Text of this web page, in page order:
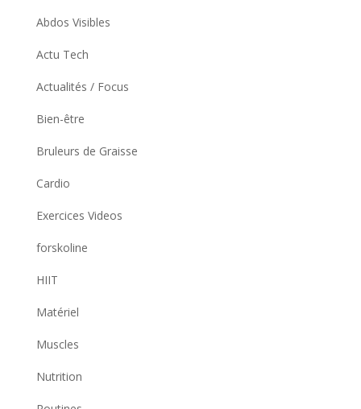
Abdos Visibles
Actu Tech
Actualités / Focus
Bien-être
Bruleurs de Graisse
Cardio
Exercices Videos
forskoline
HIIT
Matériel
Muscles
Nutrition